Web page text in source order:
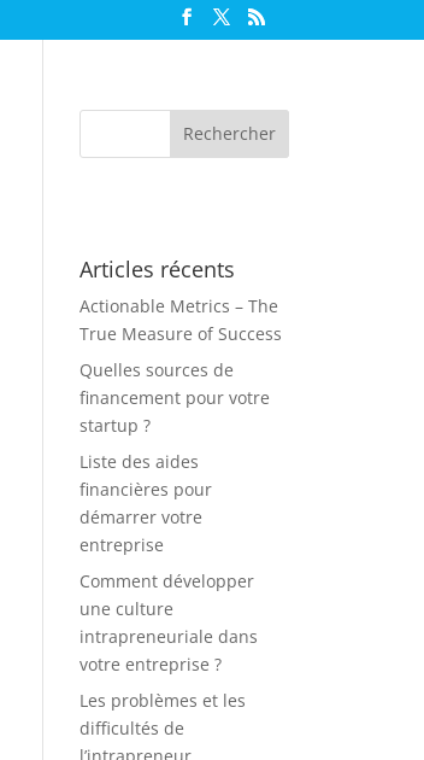
Articles récents
Actionable Metrics – The
True Measure of Success
Quelles sources de
financement pour votre
startup ?
Liste des aides
financières pour
démarrer votre
entreprise
Comment développer
une culture
intrapreneuriale dans
votre entreprise ?
Les problèmes et les
difficultés de
l’intrapreneur